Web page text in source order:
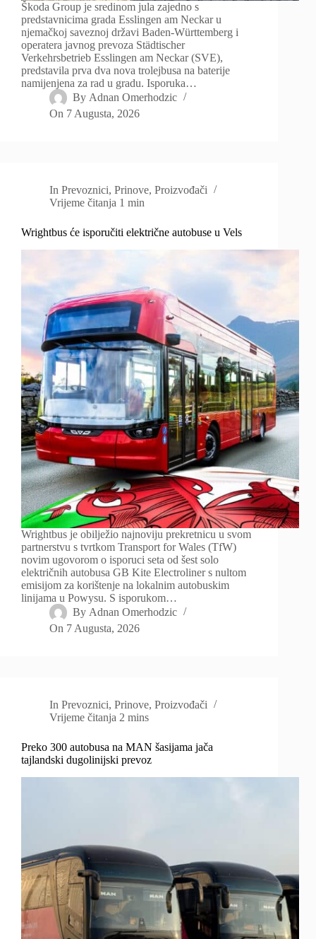
Škoda Group je sredinom jula zajedno s
predstavnicima grada Esslingen am Neckar u
njemačkoj saveznoj državi Baden-Württemberg i
operatera javnog prevoza Städtischer
Verkehrsbetrieb Esslingen am Neckar (SVE),
predstavila prva dva nova trolejbusa na baterije
namijenjena za rad u gradu. Isporuka…
By Adnan Omerhodzic
On 7 Augusta, 2026
In Prevoznici,Prinove,Proizvođači
Vrijeme čitanja 1 min
Wrightbus će isporučiti električne autobuse u Vels
Wrightbus je obilježio najnoviju prekretnicu u svom
partnerstvu s tvrtkom Transport for Wales (TfW)
novim ugovorom o isporuci seta od šest solo
električnih autobusa GB Kite Electroliner s nultom
emisijom za korištenje na lokalnim autobuskim
linijama u Powysu. S isporukom…
By Adnan Omerhodzic
On 7 Augusta, 2026
In Prevoznici,Prinove,Proizvođači
Vrijeme čitanja 2 mins
Preko 300 autobusa na MAN šasijama jača
tajlandski dugolinijski prevoz